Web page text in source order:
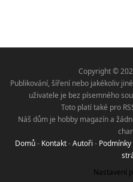
Copyright ©
Publikování, šíření nebo jakékoliv
uživatele je bez písemného
Toto platí také pro
Náš dům je hobby magazín a
Domů- Kontakt-Autoři - Podmínky
Nastavení